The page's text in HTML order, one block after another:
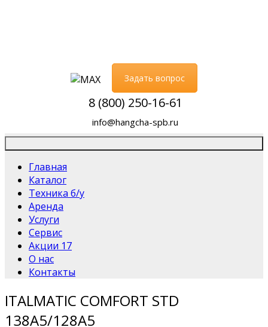
Задать вопрос
8 (800) 250-16-61
info@hangcha-spb.ru
Главная
Каталог
Техника б/у
Аренда
Услуги
Сервис
Акции 17
О нас
Контакты
ITALMATIC COMFORT STD
138A5/128A5